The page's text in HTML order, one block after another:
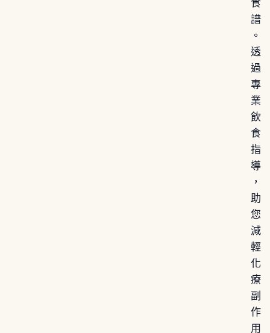
食
譜
。
透
過
專
業
飲
食
指
導
，
助
您
減
輕
化
療
副
作
用